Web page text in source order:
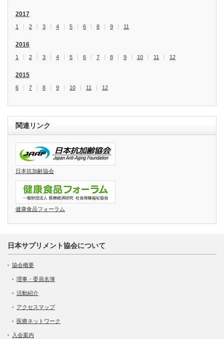
2017
1 2 3 4 5 6 8 9 11
2016
1 2 3 4 5 6 7 8 9 10 11 12
2015
6 7 8 9 10 11 12
関連リンク
日本抗加齢協会
健康食品フォーラム
日本サプリメント協会について
協会概要
理事・委員名簿
活動紹介
アクセスマップ
医療ネットワーク
入会案内